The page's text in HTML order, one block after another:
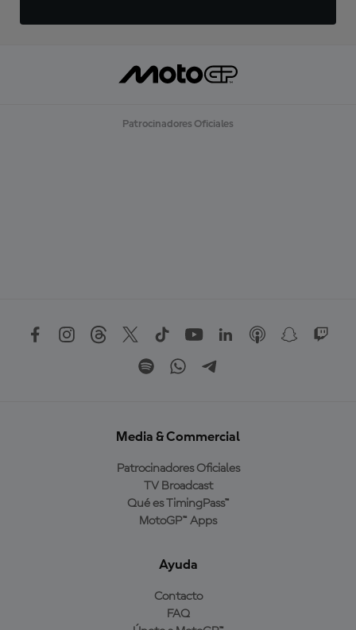
Patrocinadores Oficiales
Media & Commercial
Patrocinadores Oficiales
TV Broadcast
Qué es TimingPass™
MotoGP™ Apps
Ayuda
Contacto
FAQ